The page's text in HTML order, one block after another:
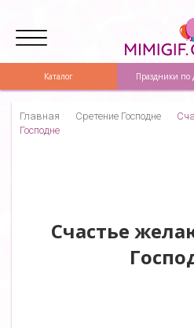
Каталог Праздники по
Главная Сретение Господне
Господне
Счастье